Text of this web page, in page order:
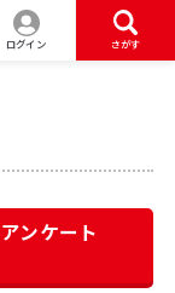
ログイン さがす
アンケート